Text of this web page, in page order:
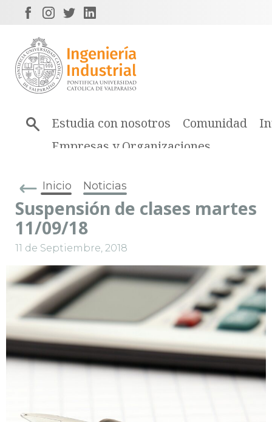
Estudia con nosotros Comunidad
Empresas y Organizaciones
Inicio Noticias
Suspensión de clases martes
11/09/18
11 de Septiembre, 2018